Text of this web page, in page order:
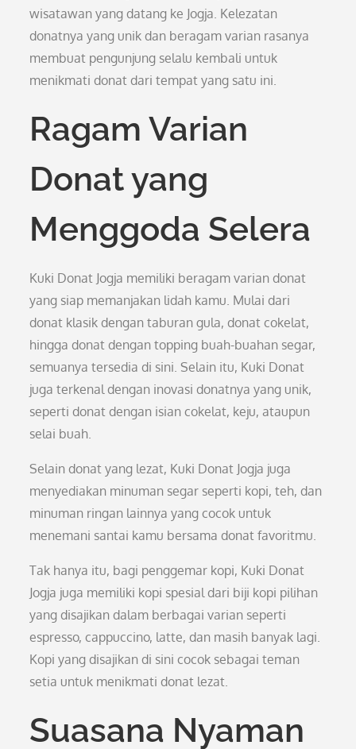
wisatawan yang datang ke Jogja. Kelezatan
donatnya yang unik dan beragam varian rasanya
membuat pengunjung selalu kembali untuk
menikmati donat dari tempat yang satu ini.
Ragam Varian
Donat yang
Menggoda Selera
Kuki Donat Jogja memiliki beragam varian donat
yang siap memanjakan lidah kamu. Mulai dari
donat klasik dengan taburan gula, donat cokelat,
hingga donat dengan topping buah-buahan segar,
semuanya tersedia di sini. Selain itu, Kuki Donat
juga terkenal dengan inovasi donatnya yang unik,
seperti donat dengan isian cokelat, keju, ataupun
selai buah.
Selain donat yang lezat, Kuki Donat Jogja juga
menyediakan minuman segar seperti kopi, teh, dan
minuman ringan lainnya yang cocok untuk
menemani santai kamu bersama donat favoritmu.
Tak hanya itu, bagi penggemar kopi, Kuki Donat
Jogja juga memiliki kopi spesial dari biji kopi pilihan
yang disajikan dalam berbagai varian seperti
espresso, cappuccino, latte, dan masih banyak lagi.
Kopi yang disajikan di sini cocok sebagai teman
setia untuk menikmati donat lezat.
Suasana Nyaman